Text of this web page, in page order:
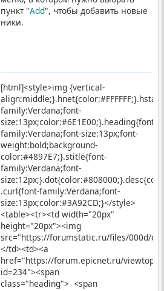
пункт "Add", чтобы добавить новые
ники.
[html]<style>img {vertical-
family:Verdana;font-
size:13px;color:#6E1E00;}.heading{font-
family:Verdana;font-size:13px;font-
weight:bold;background-
color:#4897E7;}.stitle{font-
family:Verdana;font-
.curl{font-family:Verdana;font-
size:13px;color:#3A92CD;}</style>
<table><tr><td width="20px"
height="20px"><img
src="https://forumstatic.ru/files/000d/
</td><td><a
href="https://forum.epicnet.ru/
id=234"><span
class="heading"> <span